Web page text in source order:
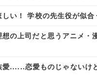
しい！ 学校の先生役が似合
想の上司だと思うアニメ
愛......恋愛ものじゃないけ